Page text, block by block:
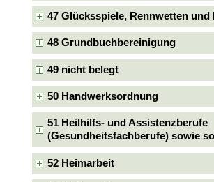
47 Glücksspiele, Rennwetten und
48 Grundbuchbereinigung
49 nicht belegt
50 Handwerksordnung
51 Heilhilfs- und Assistenzberufe
(Gesundheitsfachberufe) sowie
52 Heimarbeit